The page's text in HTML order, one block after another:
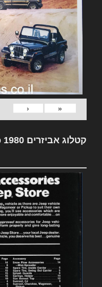
«
‹
קטלוג אביזרים Jeep 1980